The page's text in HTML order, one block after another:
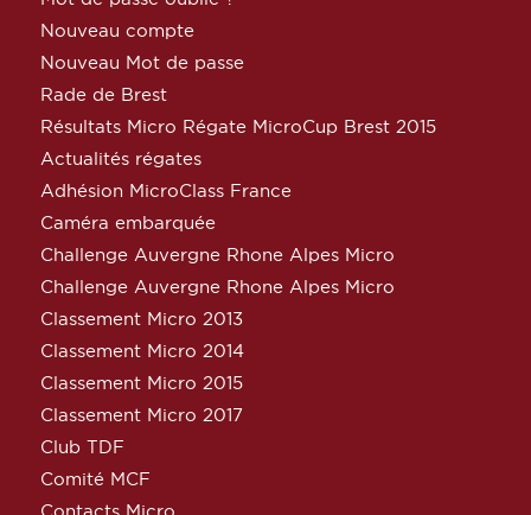
Nouveau compte
Nouveau Mot de passe
Rade de Brest
Résultats Micro Régate MicroCup Brest 2015
Actualités régates
Adhésion MicroClass France
Caméra embarquée
Challenge Auvergne Rhone Alpes Micro
Challenge Auvergne Rhone Alpes Micro
Classement Micro 2013
Classement Micro 2014
Classement Micro 2015
Classement Micro 2017
Club TDF
Comité MCF